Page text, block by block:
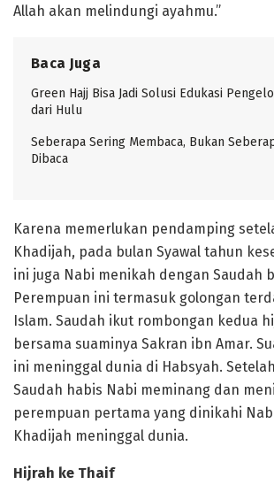
Allah akan melindungi ayahmu.”
Baca Juga
Green Hajj Bisa Jadi Solusi Edukasi
dari Hulu
Seberapa Sering Membaca, Bukan
Dibaca
Karena memerlukan pendamping
Khadijah, pada bulan Syawal tahun
ini juga Nabi menikah dengan Saudah
Perempuan ini termasuk golongan
Islam. Saudah ikut rombongan kedua
bersama suaminya Sakran ibn Amar.
ini meninggal dunia di Habsyah.
Saudah habis Nabi meminang dan
perempuan pertama yang dinikahi
Khadijah meninggal dunia.
Hijrah ke Thaif